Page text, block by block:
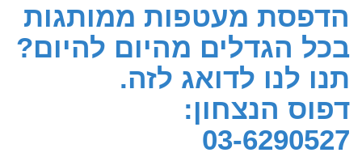
הדפסת מעטפות ממותגות
בכל הגדלים מהיום להיום?
תנו לנו לדואג לזה.
דפוס הנצחון:
03-6290527